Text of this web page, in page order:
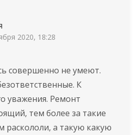
2020, 18:28
совершенно не умеют.
К
уважения. Ремонт
тем более за такие
раскололи, а такую какую